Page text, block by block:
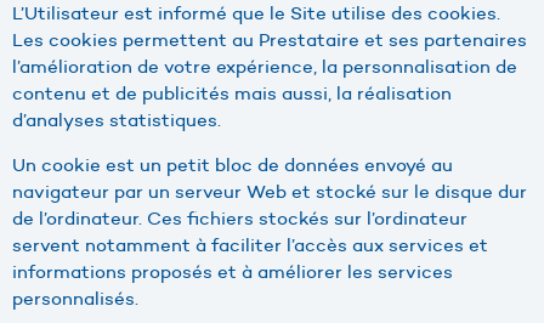
L’Utilisateur est informé que le Site utilise des cookies.
Les cookies permettent au Prestataire et ses partenaires
l’amélioration de votre expérience, la personnalisation de
contenu et de publicités mais aussi, la réalisation
d’analyses statistiques.
Un cookie est un petit bloc de données envoyé au
navigateur par un serveur Web et stocké sur le disque dur
de l’ordinateur. Ces fichiers stockés sur l’ordinateur
servent notamment à faciliter l’accès aux services et
informations proposés et à améliorer les services
personnalisés.